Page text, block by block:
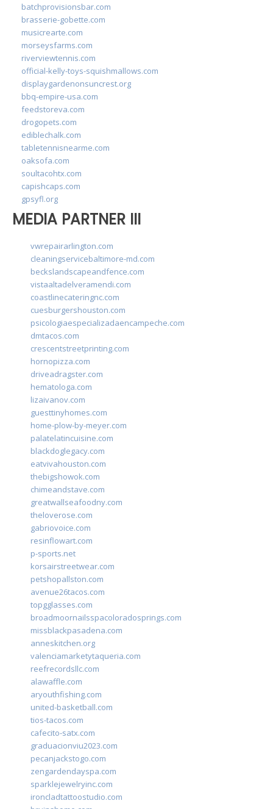
batchprovisionsbar.com
brasserie-gobette.com
musicrearte.com
morseysfarms.com
riverviewtennis.com
official-kelly-toys-squishmallows.com
displaygardenonsuncrest.org
bbq-empire-usa.com
feedstoreva.com
drogopets.com
ediblechalk.com
tabletennisnearme.com
oaksofa.com
soultacohtx.com
capishcaps.com
gpsyfl.org
MEDIA PARTNER III
vwrepairarlington.com
cleaningservicebaltimore-md.com
beckslandscapeandfence.com
vistaaltadelveramendi.com
coastlinecateringnc.com
cuesburgershouston.com
psicologiaespecializadaencampeche.com
dmtacos.com
crescentstreetprinting.com
hornopizza.com
driveadragster.com
hematologa.com
lizaivanov.com
guesttinyhomes.com
home-plow-by-meyer.com
palatelatincuisine.com
blackdoglegacy.com
eatvivahouston.com
thebigshowok.com
chimeandstave.com
greatwallseafoodny.com
theloverose.com
gabriovoice.com
resinflowart.com
p-sports.net
korsairstreetwear.com
petshopallston.com
avenue26tacos.com
topgglasses.com
broadmoornailsspacoloradosprings.com
missblackpasadena.com
anneskitchen.org
valenciamarketytaqueria.com
reefrecordsllc.com
alawaffle.com
aryouthfishing.com
united-basketball.com
tios-tacos.com
cafecito-satx.com
graduacionviu2023.com
pecanjackstogo.com
zengardendayspa.com
sparklejewelryinc.com
ironcladtattoostudio.com